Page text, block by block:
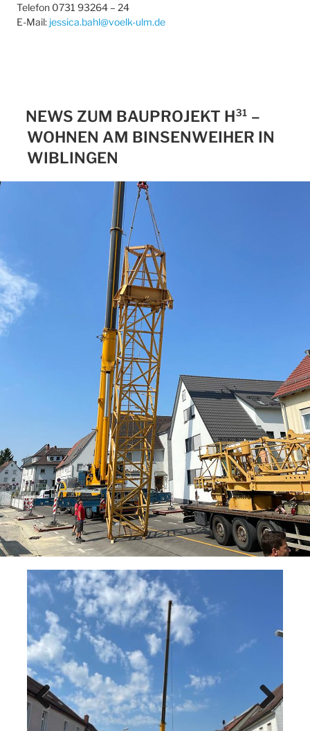
Telefon 0731 93264 – 24
E-Mail: jessica.bahl@voelk-ulm.de
NEWS ZUM BAUPROJEKT H³¹ –
WOHNEN AM BINSENWEIHER IN
WIBLINGEN
Previ
Next